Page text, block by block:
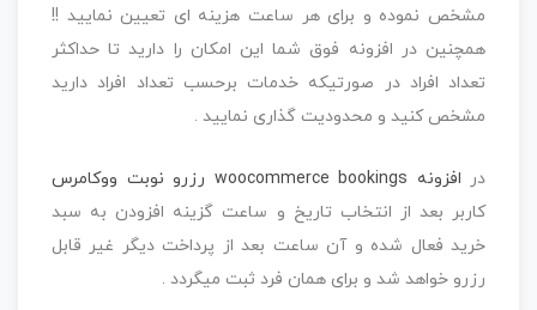
مشخص نموده و برای هر ساعت هزینه ای تعیین نمایید !!
همچنین در افزونه فوق شما این امکان را دارید تا حداکثر
تعداد افراد در صورتیکه خدمات برحسب تعداد افراد دارید
مشخص کنید و محدودیت گذاری نمایید .
در افزونه woocommerce bookings رزرو نوبت ووکامرس
کاربر بعد از انتخاب تاریخ و ساعت گزینه افزودن به سبد
خرید فعال شده و آن ساعت بعد از پرداخت دیگر غیر قابل
رزرو خواهد شد و برای همان فرد ثبت میگردد .